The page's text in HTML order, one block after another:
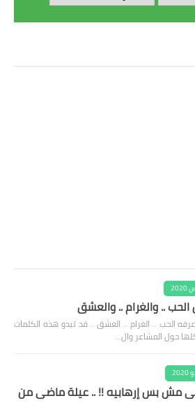
الحب .. والغرام .. والعشق
الحب .. الغرام .. العشق .. قد تبدو هذه الكلمات
حول المشاعر وال…
مش بس إرهابيه !! .. عيلة ماضى من